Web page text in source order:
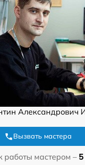
Александрович
Вызвать мастера
работы мастером – 5